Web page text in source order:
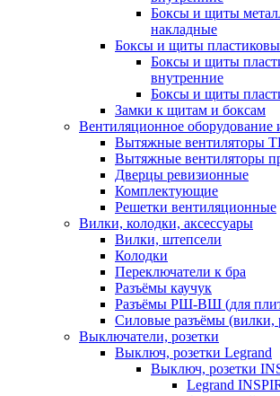
Боксы и щиты
накладные
Боксы и щиты
Боксы и щиты
внутренние
Боксы и щиты
Замки к щитам и боксам
Вентиляционное
Вытяжные вентиляторы
Вытяжные вентиляторы
Дверцы ревизионные
Комплектующие
Решетки вентиляционные
Вилки, колодки, аксессуары
Вилки, штепсели
Колодки
Переключатели к бра
Разъёмы каучук
Разъёмы РШ-ВШ (для
Силовые разъёмы (вилки,
Выключатели, розетки
Выключ, розетки Legrand
Выключ, розетки
Legrand